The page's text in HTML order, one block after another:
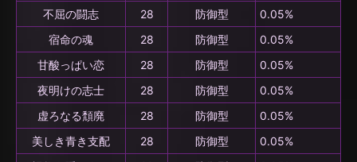
不屈の闘志
28 防御型
0.05%
宿命の魂
28 防御型
0.05%
甘酸っぱい恋
28 防御型
0.05%
夜明けの志士
28 防御型
0.05%
虚ろなる頽廃
28 防御型
0.05%
美しき青き支配
28 防御型
0.05%